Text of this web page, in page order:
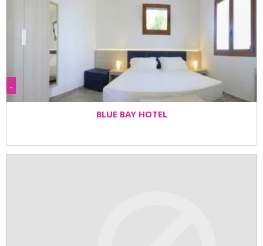
-
BLUE BAY HOTEL